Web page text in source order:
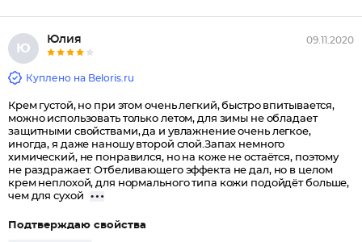
Ю
Юлия 09.11.2020
Куплено на Beloris.ru
Крем густой, но при этом очень легкий, быстро впитывается,
можно использовать только летом, для зимы не обладает
защитными свойствами, да и увлажнение очень легкое,
иногда, я даже наношу второй слой.Запах немного
химический, не понравился, но на коже не остаётся, поэтому
не раздражает. Отбеливающего эффекта не дал, но в целом
крем неплохой, для нормального типа кожи подойдёт больше,
чем для сухой
Подтверждаю свойства